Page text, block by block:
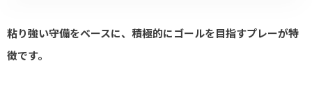
粘り強い守備をベースに、積極的にゴールを目指すプレーが特
徴です。